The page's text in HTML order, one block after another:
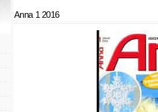
Anna 1 2016